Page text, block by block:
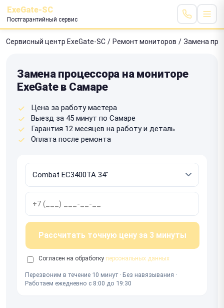
ExeGate-SC
Постгарантийный сервис
Сервисный центр ExeGate-SC / Ремонт мониторов / Замена
Замена процессора на мониторе
ExeGate в Самаре
Цена за работу мастера
Выезд за 45 минут по Самаре
Гарантия 12 месяцев на работу и деталь
Оплата после ремонта
Рассчитать точную цену за 3 минуты
Согласен на обработку персональных данных
Перезвоним в течение 10 минут · Без навязывания ·
Работаем ежедневно с 8:00 до 19:30